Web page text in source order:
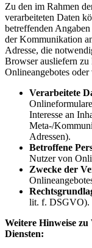
Zu den im Rahmen
verarbeiteten Daten
betreffenden
der Kommunikation
Adresse, die
Browser ausliefern zu
Onlineangebotes
Verarbeitete
Interesse an
Meta-/
Adressen).
Betroffene
Nutzer von
Zwecke der
lit. f. DSGVO).
Weitere Hinweise
Diensten: